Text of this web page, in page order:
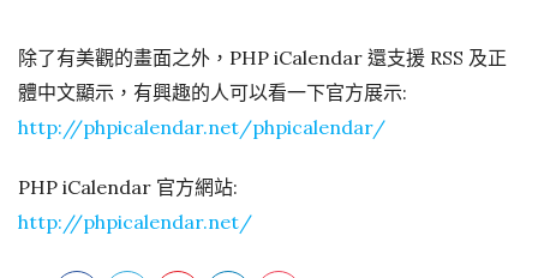
除了有美觀的畫面之外，PHP iCalendar 還支援 RSS 及正
體中文顯示，有興趣的人可以看一下官方展示:
http://phpicalendar.net/phpicalendar/
PHP iCalendar 官方網站:
http://phpicalendar.net/